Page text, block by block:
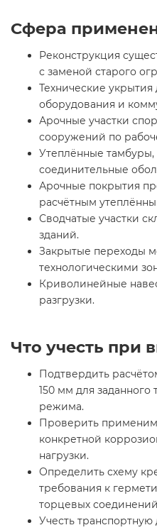
Сфера
Реконструкция
с заменой старого
Технические
оборудования и
Арочные участки
сооружений по
Утеплённые
соединительные
Арочные покрытия
расчётным
Сводчатые участки
зданий.
Закрытые переходы
технологическими
Криволинейные
разгрузки.
Что учесть при
Подтвердить
150 мм для
режима.
Проверить
конкретной
нагрузки.
Определить схему
требования к
торцевых
Учесть транспортную